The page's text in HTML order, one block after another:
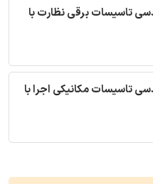
تاسیسات برقی نظارت با
تاسیسات مکانیکی اجرا با